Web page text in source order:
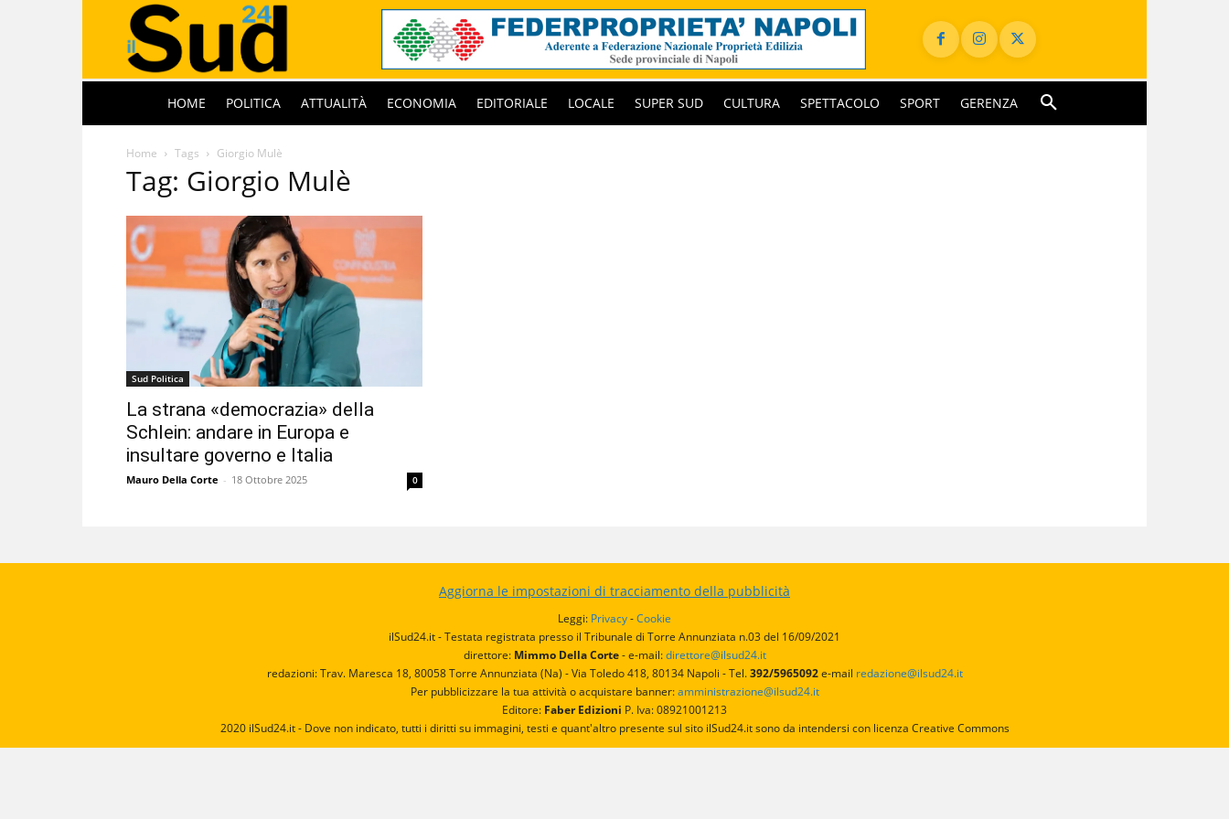
HOME POLITICA ATTUALITÀ ECONOMIA EDITORIALE LOCALE SUPER SUD CULTURA SPETTACOLO SPORT GERENZA
Home Tags Giorgio Mulè
Tag: Giorgio Mulè
Sud Politica
La strana «democrazia» della
Schlein: andare in Europa e
insultare governo e Italia
Mauro Della Corte - 18 Ottobre 2025 0
Aggiorna le impostazioni di tracciamento della pubblicità
Leggi: Privacy-Cookie
ilSud24.it - Testata registrata presso il Tribunale di Torre Annunziata n.03 del 16/09/2021
direttore:Mimmo Della Corte- e-mail:direttore@ilsud24.it
redazioni: Trav. Maresca 18, 80058 Torre Annunziata (Na) - Via Toledo 418, 80134 Napoli - Tel.392/5965092e-mail redazione@ilsud24.it
Per pubblicizzare la tua attività o acquistare banner:amministrazione@ilsud24.it
Editore: Faber Edizioni P. Iva: 08921001213
2020 ilSud24.it - Dove non indicato, tutti i diritti su immagini, testi e quant'altro presente sul sito ilSud24.it sono da intendersi con licenza Creative Commons